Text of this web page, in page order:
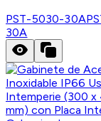
PST-5030-30A
30A